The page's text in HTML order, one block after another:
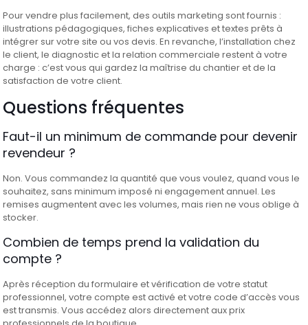
Pour vendre plus facilement, des outils marketing sont fournis :
illustrations pédagogiques, fiches explicatives et textes prêts à
intégrer sur votre site ou vos devis. En revanche, l’installation chez
le client, le diagnostic et la relation commerciale restent à votre
charge : c’est vous qui gardez la maîtrise du chantier et de la
satisfaction de votre client.
Questions fréquentes
Faut-il un minimum de commande pour devenir
revendeur ?
Non. Vous commandez la quantité que vous voulez, quand vous le
souhaitez, sans minimum imposé ni engagement annuel. Les
remises augmentent avec les volumes, mais rien ne vous oblige à
stocker.
Combien de temps prend la validation du
compte ?
Après réception du formulaire et vérification de votre statut
professionnel, votre compte est activé et votre code d’accès vous
est transmis. Vous accédez alors directement aux prix